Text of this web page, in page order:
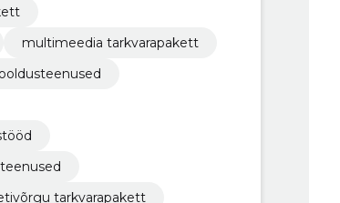
multimeedia tarkvarapakett
tarkvarapakett